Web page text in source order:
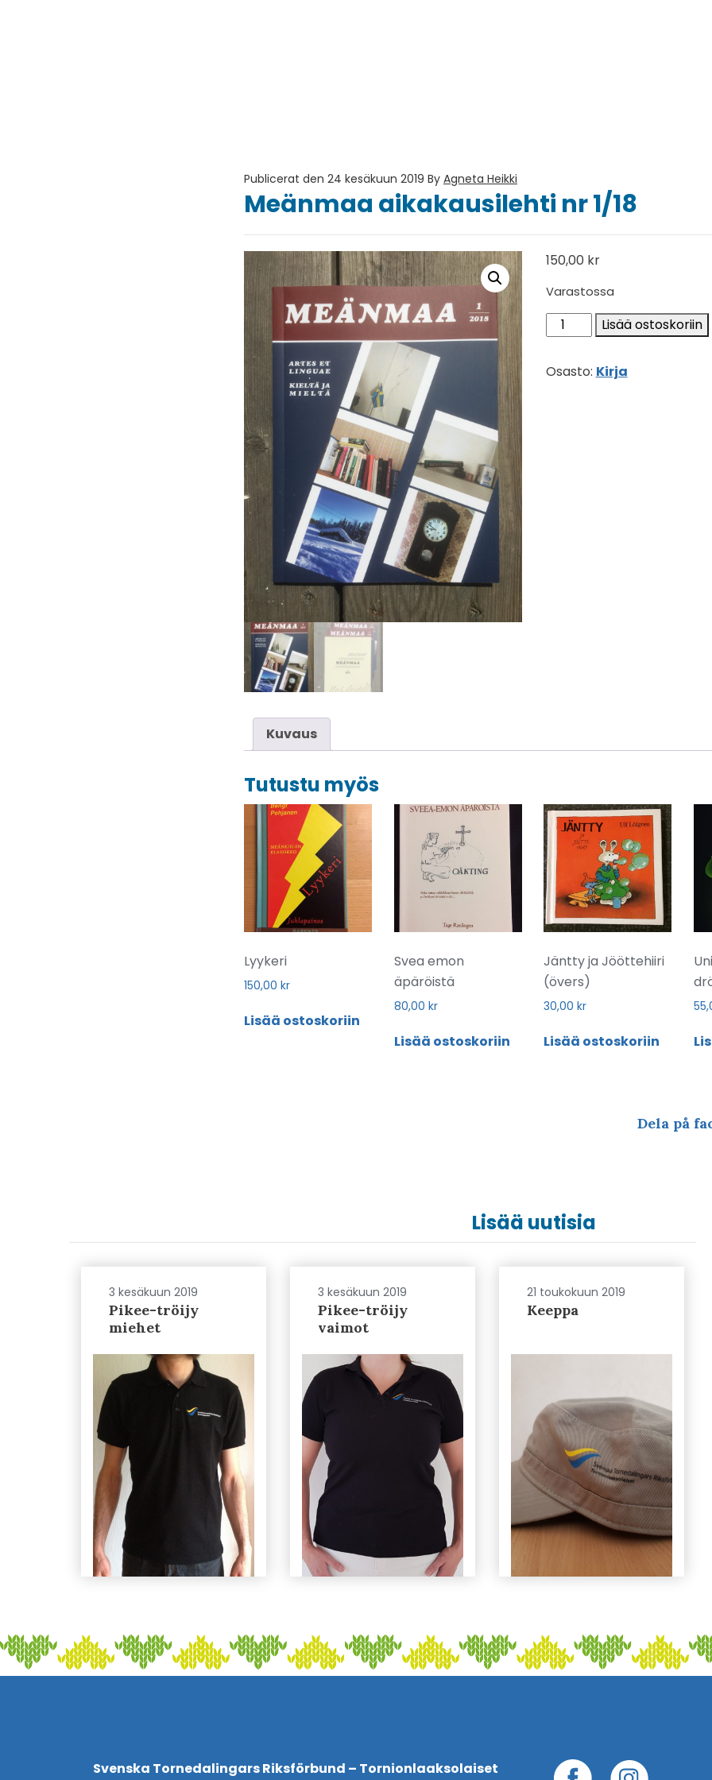
Publicerat den 24 kesäkuun 2019 By Agneta Heikki
Meänmaa aikakausilehti nr 1/18
150,00 kr
Varastossa
Meänmaa aikakausilehti nr
Lisää ostoskoriin
Osasto: Kirja
Kuvaus
Tutustu myös
Lyykeri
150,00 kr
Lisää ostoskoriin
Svea emon
äpäröistä
80,00 kr
Lisää ostoskoriin
Jäntty ja Jööttehiiri
(övers)
30,00kr
Lisää ostoskoriin
Dela på
Lisää uutisia
3 kesäkuun 2019
Pikee-tröijy
miehet
3 kesäkuun 2019
Pikee-tröijy
vaimot
21 toukokuun 2019
Keeppa
Svenska Tornedalingars Riksförbund – Tornionlaaksolaiset